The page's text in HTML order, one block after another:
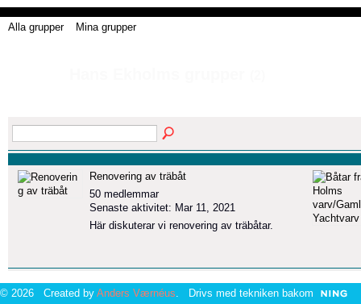
Alla grupper Mina grupper
Renovering av träbåt
50 medlemmar
Senaste aktivitet: Mar 11, 2021
Här diskuterar vi renovering av träbåtar.
© 2026 Created by Anders Værnéus. Drivs med tekniken bakom